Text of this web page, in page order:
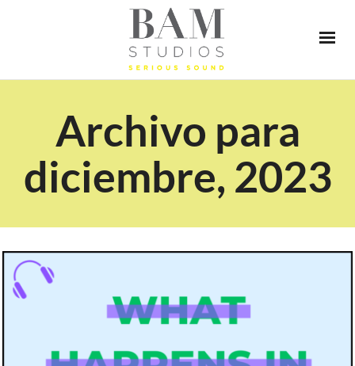
Archivo para
diciembre, 2023